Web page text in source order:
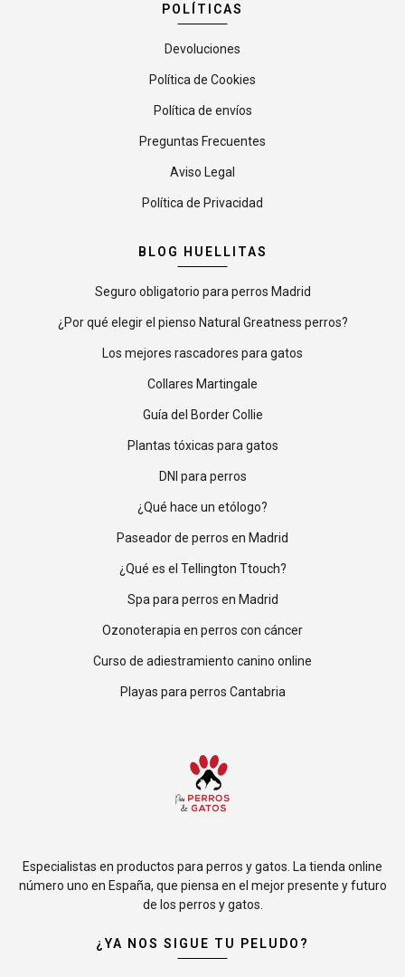
POLÍTICAS
Devoluciones
Política de Cookies
Política de envíos
Preguntas Frecuentes
Aviso Legal
Política de Privacidad
BLOG HUELLITAS
Seguro obligatorio para perros Madrid
¿Por qué elegir el pienso Natural Greatness perros?
Los mejores rascadores para gatos
Collares Martingale
Guía del Border Collie
Plantas tóxicas para gatos
DNI para perros
¿Qué hace un etólogo?
Paseador de perros en Madrid
¿Qué es el Tellington Ttouch?
Spa para perros en Madrid
Ozonoterapia en perros con cáncer
Curso de adiestramiento canino online
Playas para perros Cantabria
Especialistas en productos para perros y gatos. La tienda online
número uno en España, que piensa en el mejor presente y futuro
de los perros y gatos.
¿YA NOS SIGUE TU PELUDO?